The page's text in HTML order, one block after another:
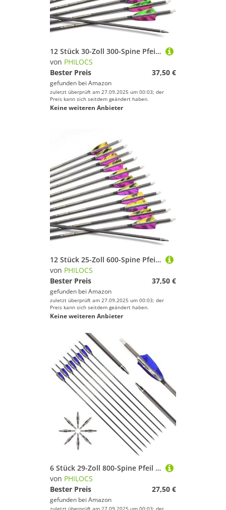
12 Stück 30-Zoll 300-Spine Pfeil Abnehmbare Pfeilspitzen Übungspfeil Jagdpfeil Truthahnfedern Pfeilfedern Carbonpfeile Bogenpfeile für Langbogen Recurvebogen Compoundbogen Bogenschießen Violett A6
von PHILOCS
Bester Preis
37,50 €
gefunden bei Amazon
zuletzt überprüft am 27.09.2025 um 00:03; der
Preis kann sich seitdem geändert haben.
Keine weiteren Anbieter
12 Stück 25-Zoll 600-Spine Pfeil Abnehmbare Pfeilspitzen Übungspfeil Jagdpfeil Truthahnfedern Pfeilfedern Carbonpfeile Bogenpfeile für Langbogen Recurvebogen Compoundbogen Bogenschießen Violett A5
von PHILOCS
Bester Preis
37,50 €
gefunden bei Amazon
zuletzt überprüft am 27.09.2025 um 00:03; der
Preis kann sich seitdem geändert haben.
Keine weiteren Anbieter
6 Stück 29-Zoll 800-Spine Pfeil Abnehmbare Pfeilspitzen Übungspfeil Jagdpfeil Truthahnfedern Pfeilfedern Carbonpfeile Bogenpfeile für Langbogen Recurvebogen Compoundbogen Bogenschießen Camo Blau A2
von PHILOCS
Bester Preis
27,50 €
gefunden bei Amazon
zuletzt überprüft am 27.09.2025 um 00:03; der